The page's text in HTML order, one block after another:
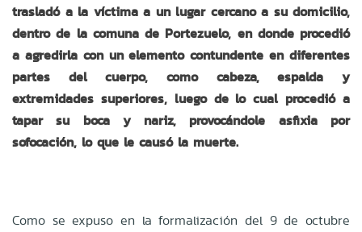
trasladó a la víctima a un lugar cercano a su domicilio,
dentro de la comuna de Portezuelo, en donde procedió
a agredirla con un elemento contundente en diferentes
partes del cuerpo, como cabeza, espalda y
extremidades superiores, luego de lo cual procedió a
tapar su boca y nariz, provocándole asfixia por
sofocación, lo que le causó la muerte.
Como se expuso en la formalización del 9 de octubre